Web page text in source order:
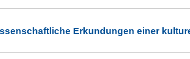
Erkundungen einer